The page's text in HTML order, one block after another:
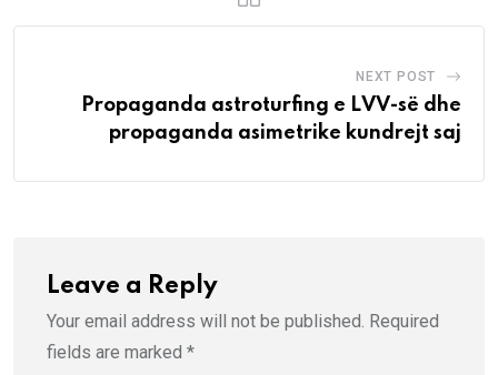
NEXT POST
Propaganda astroturfing e LVV-së dhe
propaganda asimetrike kundrejt saj
Leave a Reply
Your email address will not be published. Required
fields are marked *